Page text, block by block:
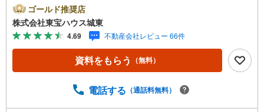
カレンダーの作成▽ご購入後もお客様の人生のパートナー
として暮らしの「安心」を守り続けます。【Yahoo！ 不動
産キャンペーン対象店舗】当店で物件を成約するとPayPay
ボーナスライトがもらえる「Yahoo！ 不動産 物件ご成約キ
ャンペーン」の対象になります。「資料をもらう」「見学
予約をする」ボタンからお問い合わせください。※必ずYah
スライトは出金と譲渡はできません。ご案内・詳細な資料
ゴールド推奨店
株式会社東宝ハウス城東
4.69 不動産会社レビュー 66件
資料をもらう （無料）
電話する （通話料無料）